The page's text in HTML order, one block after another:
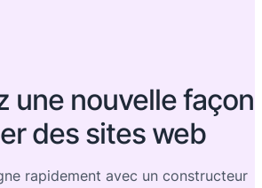
une nouvelle façon
des sites web
rapidement avec un constructeur